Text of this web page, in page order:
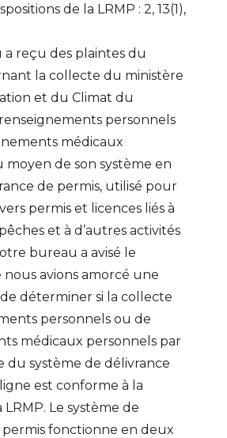
de la LRMP : 2, 13(1),
reçu des plaintes du
la collecte du ministère
et du Climat du
personnels
médicaux
moyen de son système en
de permis, utilisé pour
permis et licences liés à
et à d’autres activités
bureau a avisé le
avions amorcé une
déterminer si la collecte
personnels ou de
médicaux personnels par
du système de délivrance
est conforme à la
LRMP. Le système de
fonctionne en deux